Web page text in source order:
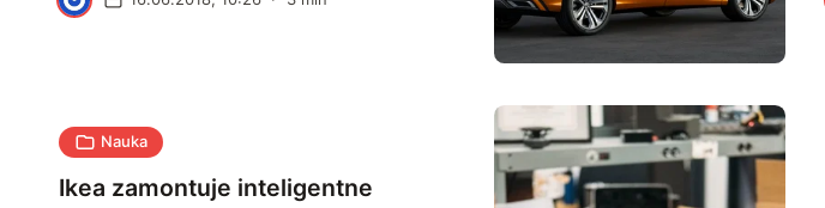
ofercie firmy w tej kategorii pojazdów. Audi Q8
garażu i zaparkuje. Dostosuje też ustawienia
pod konkretnego kierowcę i poinformuje o
zdarzeniach na drodze.
Nauka
Ikea zamontuje inteligentne